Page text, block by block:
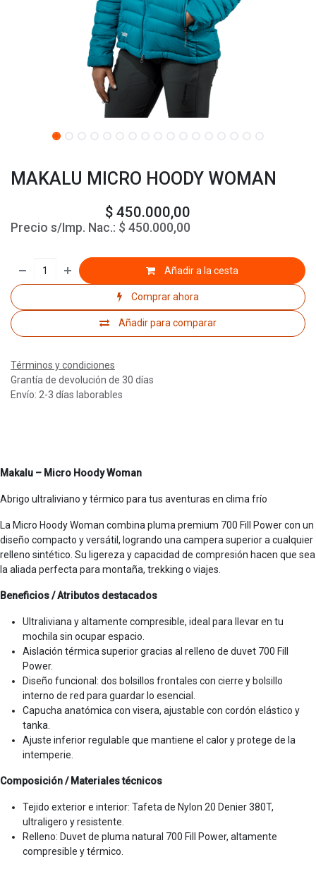
MAKALU MICRO HOODY WOMAN
$ 450.000,00
Precio s/Imp. Nac.: $ 450.000,00
Añadir a la cesta
Comprar ahora
Añadir para comparar
Términos y condiciones
Grantía de devolución de 30 días
Envío: 2-3 días laborables
Makalu – Micro Hoody Woman
Abrigo ultraliviano y térmico para tus aventuras en clima frío
La Micro Hoody Woman combina pluma premium 700 Fill Power con un
diseño compacto y versátil, logrando una campera superior a cualquier
relleno sintético. Su ligereza y capacidad de compresión hacen que sea
la aliada perfecta para montaña, trekking o viajes.
Beneficios / Atributos destacados
Ultraliviana y altamente compresible, ideal para llevar en tu
mochila sin ocupar espacio.
Aislación térmica superior gracias al relleno de duvet 700 Fill
Power.
Diseño funcional: dos bolsillos frontales con cierre y bolsillo
interno de red para guardar lo esencial.
Capucha anatómica con visera, ajustable con cordón elástico y
tanka.
Ajuste inferior regulable que mantiene el calor y protege de la
intemperie.
Composición / Materiales técnicos
Tejido exterior e interior: Tafeta de Nylon 20 Denier 380T,
ultraligero y resistente.
Relleno: Duvet de pluma natural 700 Fill Power, altamente
compresible y térmico.